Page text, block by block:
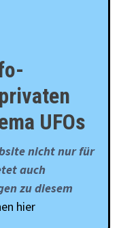
UFOs
nicht nur für
auch
zu diesem
hier